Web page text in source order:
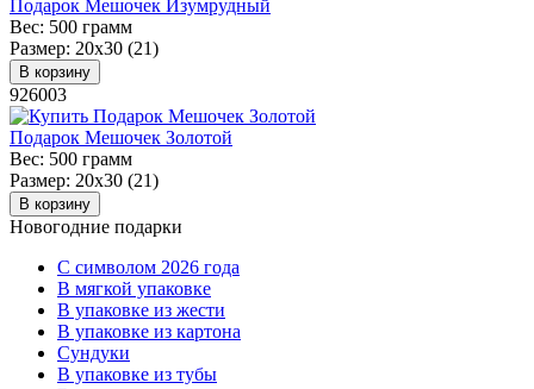
Подарок Мешочек Изумрудный
Вес: 500 грамм
Размер: 20х30 (21)
В корзину
926003
Подарок Мешочек Золотой
Вес: 500 грамм
Размер: 20х30 (21)
В корзину
Новогодние подарки
C символом 2026 года
В мягкой упаковке
В упаковке из жести
В упаковке из картона
Сундуки
В упаковке из тубы